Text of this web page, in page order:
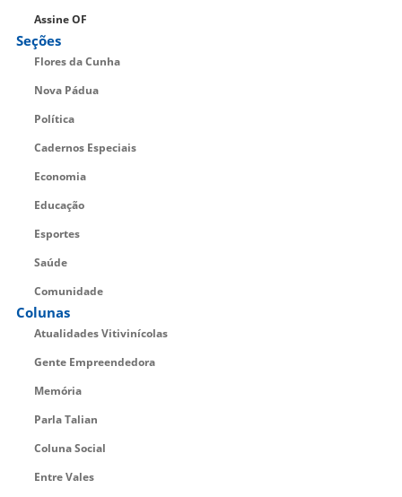
Assine OF
Seções
Flores da Cunha
Nova Pádua
Política
Cadernos Especiais
Economia
Educação
Esportes
Saúde
Comunidade
Colunas
Atualidades Vitivinícolas
Gente Empreendedora
Memória
Parla Talian
Coluna Social
Entre Vales